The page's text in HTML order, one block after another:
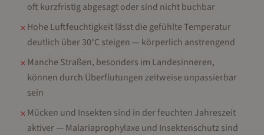
oft kurzfristig abgesagt oder sind nicht buchbar
✗Hohe Luftfeuchtigkeit lässt die gefühlte Temperatur
deutlich über 30°C steigen — körperlich anstrengend
✗Manche Straßen, besonders im Landesinneren,
können durch Überflutungen zeitweise unpassierbar
sein
✗Mücken und Insekten sind in der feuchten Jahreszeit
aktiver — Malariaprophylaxe und Insektenschutz sind